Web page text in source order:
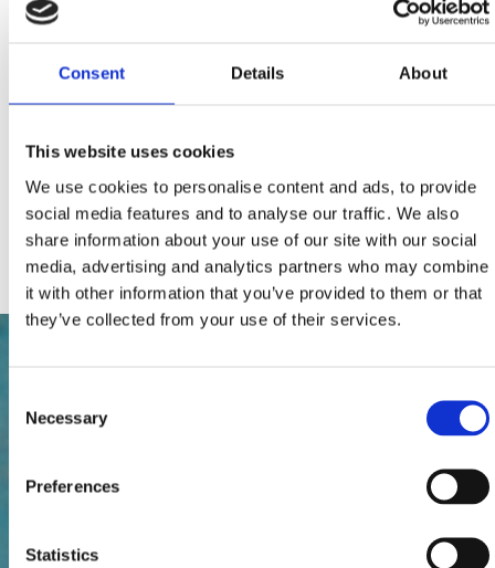
Consent Details About
This website uses cookies
We use cookies to personalise content and ads, to provide
social media features and to analyse our traffic. We also
share information about your use of our site with our social
media, advertising and analytics partners who may combine
it with other information that you’ve provided to them or that
they’ve collected from your use of their services.
Selection
Necessary
Preferences
Statistics
Studio
Broj jedinica:
2
Lits principaux (nombre):
Extras:
Parking
Télévision par câble ou par satellite
Internet